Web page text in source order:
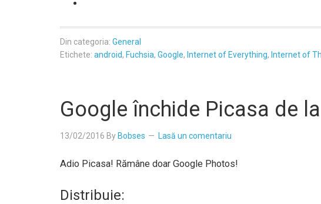
Din categoria: General
Etichete: android, Fuchsia, Google, Internet of Everything, Internet of
Google închide Picasa de
13/02/2016 By Bobses Lasă un comentariu
Adio Picasa! Rămâne doar Google Photos!
Distribuie: